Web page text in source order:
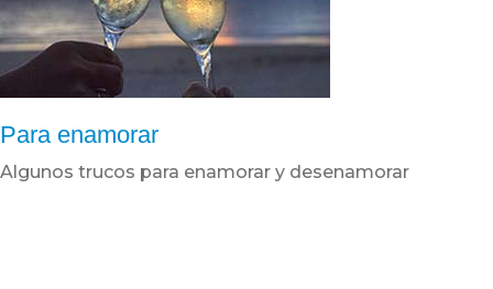
Para enamorar
Algunos trucos para enamorar y desenamorar